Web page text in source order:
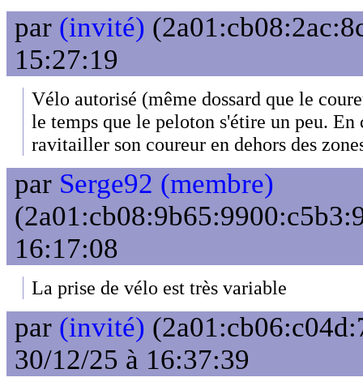
par (invité)
15:27:19
Vélo autorisé (même dossard que le
le temps que le peloton s'étire un peu.
ravitailler son coureur en dehors des
par Serge92 (membre)
16:17:08
La prise de vélo est très variable
par (invité)
30/12/25 à 16:37:39